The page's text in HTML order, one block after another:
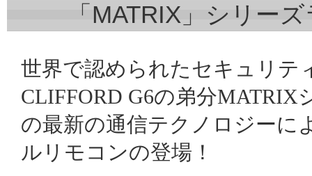
「MATRIX」シリー
世界で認められたセキュリテ
CLIFFORD G6の弟分MATRIX
の最新の通信テクノロジーに
ルリモコンの登場！